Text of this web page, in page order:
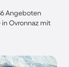
Angeboten
Ovronnaz mit